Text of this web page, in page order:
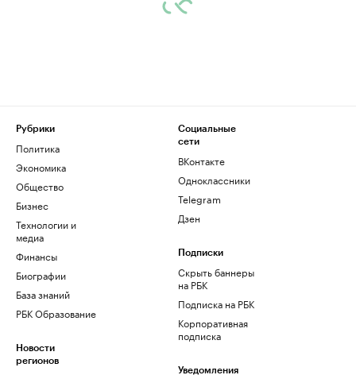
Рубрики
Политика
Экономика
Общество
Бизнес
Технологии и
медиа
Финансы
Биографии
База знаний
РБК Образование
Новости
регионов
Социальные
сети
ВКонтакте
Одноклассники
Telegram
Дзен
Подписки
Скрыть баннеры
на РБК
Подписка на РБК
Корпоративная
подписка
Уведомления